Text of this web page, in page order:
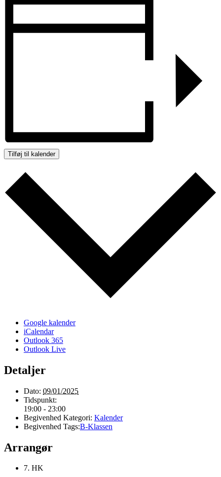
Tilføj til kalender
Google kalender
iCalendar
Outlook 365
Outlook Live
Detaljer
Dato: 09/01/2025
Tidspunkt:
19:00 - 23:00
Begivenhed Kategori: Kalender
Begivenhed Tags:B-Klassen
Arrangør
7. HK